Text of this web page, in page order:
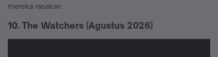
mereka rasakan.
10. The Watchers (Agustus 2026)